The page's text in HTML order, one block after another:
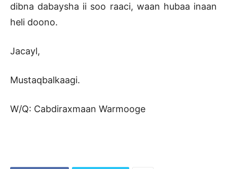
dibna dabaysha ii soo raaci, waan hubaa inaan
heli doono.
Jacayl,
Mustaqbalkaagi.
W/Q: Cabdiraxmaan Warmooge